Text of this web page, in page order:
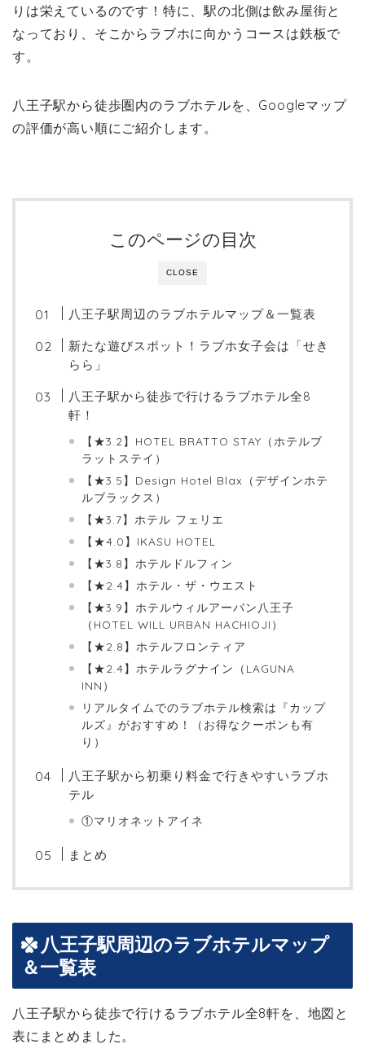
りは栄えているのです！特に、駅の北側は飲み屋街と
なっており、そこからラブホに向かうコースは鉄板で
す。
八王子駅から徒歩圏内のラブホテルを、Googleマップ
の評価が高い順にご紹介します。
CLOSE
このページの目次
八王子駅周辺のラブホテルマップ＆一覧表
新たな遊びスポット！ラブホ女子会は「せき
らら」
八王子駅から徒歩で行けるラブホテル全8
軒！
【★3.2】HOTEL BRATTO STAY（ホテルブ
ラットステイ）
【★3.5】Design Hotel Blax（デザインホテ
ルブラックス）
【★3.7】ホテル フェリエ
【★4.0】IKASU HOTEL
【★3.8】ホテルドルフィン
【★2.4】ホテル・ザ・ウエスト
【★3.9】ホテルウィルアーバン八王子
（HOTEL WILL URBAN HACHIOJI）
【★2.8】ホテルフロンティア
【★2.4】ホテルラグナイン（LAGUNA
INN）
リアルタイムでのラブホテル検索は『カップ
ルズ』がおすすめ！（お得なクーポンも有
り）
八王子駅から初乗り料金で行きやすいラブホ
テル
①マリオネットアイネ
まとめ
八王子駅周辺のラブホテルマップ
＆一覧表
八王子駅から徒歩で行けるラブホテル全8軒を、地図と
表にまとめました。